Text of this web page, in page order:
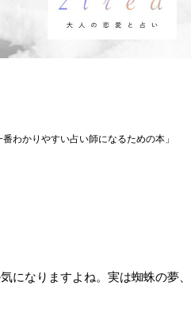
わかりやすい占い師になるための本」
になりますよね。実は蜘蛛の夢、